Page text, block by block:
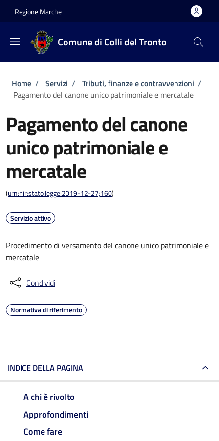
Regione Marche
Comune di Colli del Tronto
Briciole di pane
Home / Servizi / Tributi, finanze e contravvenzioni /
Pagamento del canone unico patrimoniale e mercatale
Pagamento del canone
unico patrimoniale e
mercatale
(urn:nir:stato:legge:2019-12-27;160)
Servizio attivo
Procedimento di versamento del canone unico patrimoniale e
mercatale
Condividi
Normativa di riferimento
INDICE DELLA PAGINA
A chi è rivolto
Approfondimenti
Come fare